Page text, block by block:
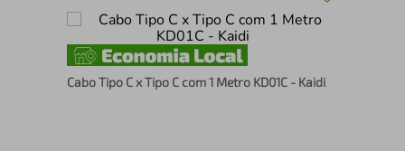
Cabo Tipo C x Tipo C com 1 Metro KD01C - Kaidi